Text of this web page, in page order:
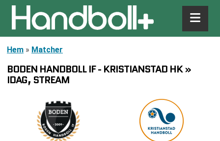
Hem » Matcher
BODEN HANDBOLL IF - KRISTIANSTAD HK »
IDAG, STREAM